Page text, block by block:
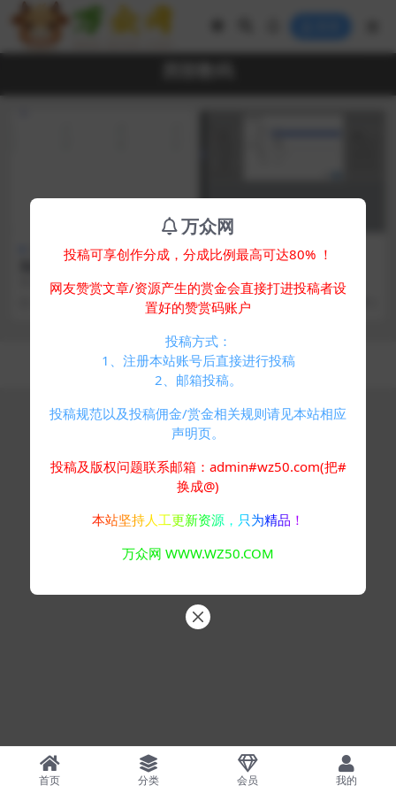
其他源码
迅风二级域名分发系统源码最
新开心版
简介： 迅风二级域名分发系统源码
最新开心版 一站式对域名进行二级
0
免费专区 其他源码
聚合DNS管理系统v1.2
聚合DNS管理系统，可以实现在一
个网站内管理多个平台的域名解
析，目前已支持的域名...
2 年前
Copyright © 2024万众网- All rights reserved
浙ICP备05025058号-4
首页 分类 会员 我的
万众网
投稿可享创作分成，分成比例最高可达80% ！
网友赞赏文章/资源产生的赏金会直接打进投稿者设
置好的赞赏码账户
投稿方式：
1、注册本站账号后直接进行投稿
2、邮箱投稿。
投稿规范以及投稿佣金/赏金相关规则请见本站相应
声明页。
投稿及版权问题联系邮箱：admin#wz50.com(把#
换成@)
本站坚持人工更新资源，只为精品！
万众网 WWW.WZ50.COM